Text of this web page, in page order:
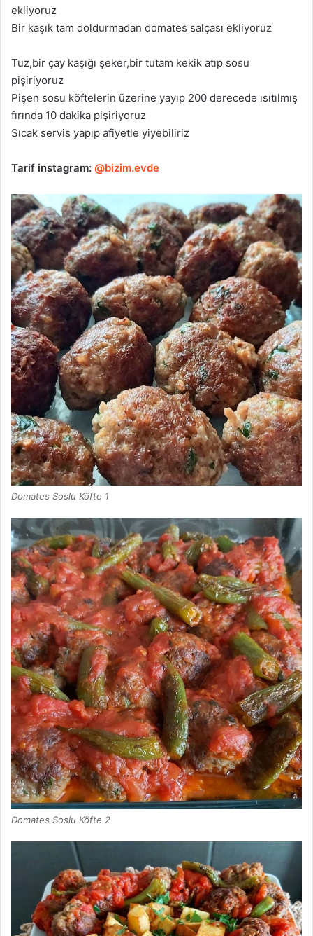
ekliyoruz
Bir kaşık tam doldurmadan domates salçası ekliyoruz
Tuz,bir çay kaşığı şeker,bir tutam kekik atıp sosu
pişiriyoruz
Pişen sosu köftelerin üzerine yayıp 200 derecede ısıtılmış
fırında 10 dakika pişiriyoruz
Sıcak servis yapıp afiyetle yiyebiliriz
Tarif instagram: @bizim.evde
Domates Soslu Köfte 1
Domates Soslu Köfte 2